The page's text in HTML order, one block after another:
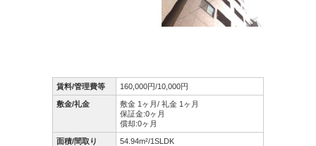
賃料/管理費等 160,000円/10,000円
敷金/礼金
敷金 1ヶ月/ 礼金 1ヶ月
保証金:0ヶ月
償却:0ヶ月
面積/間取り
54.94m²/1SLDK